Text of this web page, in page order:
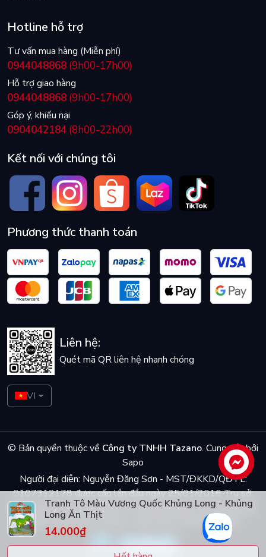
Tranh Tô Màu Vương Quốc Khủng Long - Khủng
Long Ăn Thịt
14.000₫
Hotline hỗ trợ
Tư vấn mua hàng (Miễn phí)
0944048868 (9h00-17h00)
Hỗ trợ giao hàng
0944048868 (9h00-17h00)
Góp ý, khiếu nại
0904042184 (8h00-22h00)
Kết nối với chúng tôi
Phương thức thanh toán
Liên hệ:
Quét mã QR liên hệ nhanh chóng
VI
© Bản quyền thuộc về Công ty TNHH Tazano. Cung cấp bởi
Sapo
Người đại diện: Nguyễn Đăng Sơn - MST/ĐKKD/QĐTL:
0107312178 được cấp lần đầu ngày 25/01/2016 Trụ sở:
Số 5 ngõ Dã Tương, phố Dã Tượng, phường Trần Hưng Đạo,
quận Hoàn Kiếm, Hà Nội - Điện thoại: 0944048868
Liên hệ